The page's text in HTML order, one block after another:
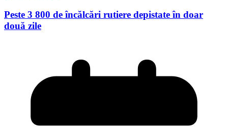
Peste 3 800 de încălcări rutiere depistate în doar
două zile